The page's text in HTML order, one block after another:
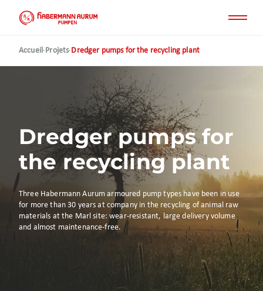
contenu
Accueil·Projets·Dredger pumps for the recycling plant
Dredger pumps for
the recycling plant
Three Habermann Aurum armoured pump types have been in use
for more than 30 years at company in the recycling of animal raw
materials at the Marl site: wear-resistant, large delivery volume
and almost maintenance-free.